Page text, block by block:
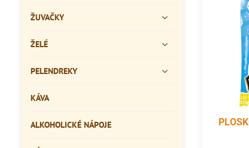
ŽUVAČKY
ŽELÉ
PELENDREKY
KÁVA
ALKOHOLICKÉ NÁPOJE